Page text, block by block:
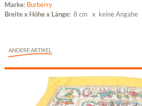
Marke: Burberry
Breite x Höhe x Länge: 8 cm x keine Angabe
ANDERE ARTIKEL